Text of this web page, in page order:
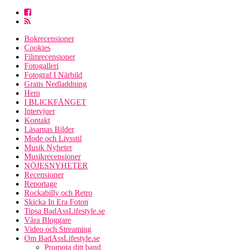
Bokrecensioner
Cookies
Filmrecensioner
Fotogalleri
Fotograf I Närbild
Gratis Nedladdning
Hem
I BLICKFÅNGET
Intervjuer
Kontakt
Läsarnas Bilder
Mode och Livsstil
Musik Nyheter
Musikrecensioner
NÖJESNYHETER
Recensioner
Reportage
Rockabilly och Retro
Skicka In Era Foton
Tipsa BadAssLifestyle.se
Våra Bloggare
Video och Streaming
Om BadAssLifestyle.se
Promota ditt band